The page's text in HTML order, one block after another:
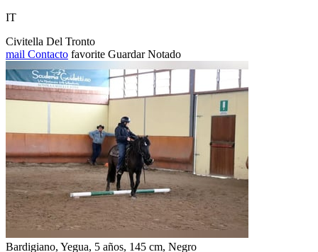
IT
Civitella Del Tronto
mail Contacto favorite Guardar Notado
Bardigiano, Yegua, 5 años, 145 cm, Negro